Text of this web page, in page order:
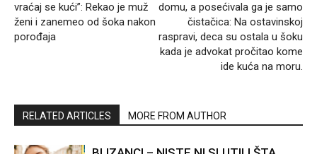
vraćaj se kući”: Rekao je muž
ženi i zanemeo od šoka nakon
porođaja
domu, a posećivala ga je samo
čistačica: Na ostavinskoj
raspravi, deca su ostala u šoku
kada je advokat pročitao kome
ide kuća na moru.
RELATED ARTICLES MORE FROM AUTHOR